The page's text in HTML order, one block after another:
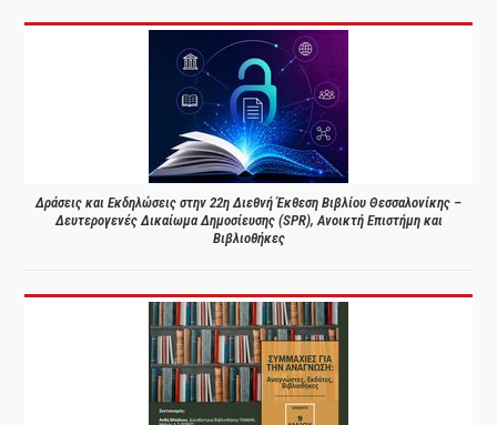
Δράσεις και Εκδηλώσεις στην 22η Διεθνή Έκθεση Βιβλίου Θεσσαλονίκης –
Δευτερογενές Δικαίωμα Δημοσίευσης (SPR), Ανοικτή Επιστήμη και
Βιβλιοθήκες